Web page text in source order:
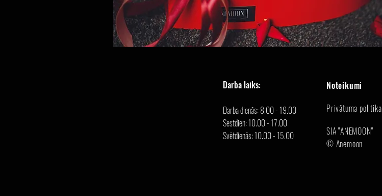
Darba laiks:
Darba dienās: 8.00 - 19.00
Sestdien: 10.00 - 17.00
Svētdienās: 10.00 - 15.00
Noteikumi
Privātuma politika
SIA "ANEMOON"
© Anemoon